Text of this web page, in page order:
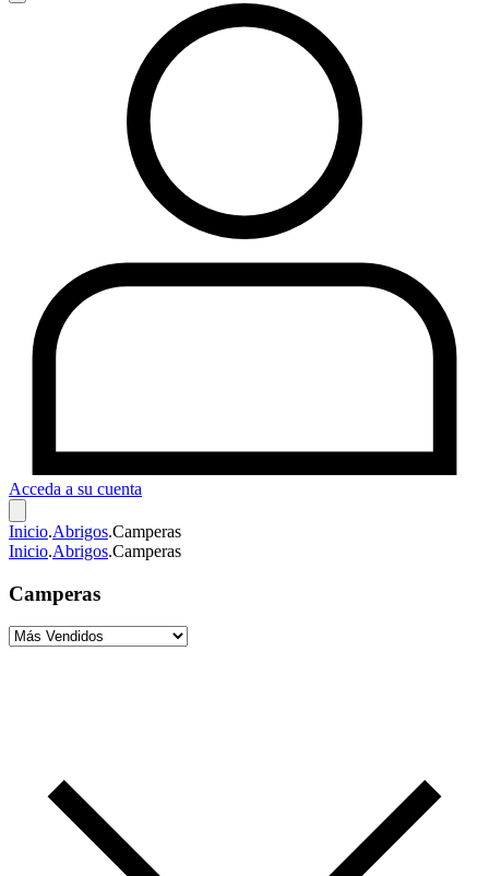
Acceda a su cuenta
Inicio.Abrigos.Camperas
Inicio.Abrigos.Camperas
Camperas